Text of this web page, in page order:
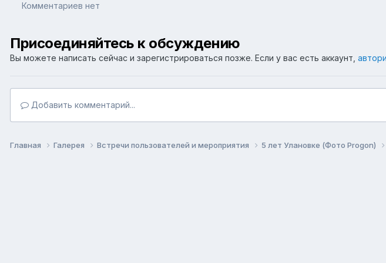
Комментариев нет
Присоединяйтесь к обсуждению
Вы можете написать сейчас и зарегистрироваться позже. Если у вас есть аккаунт,
Добавить комментарий...
Главная Галерея Встречи пользователей и мероприятия 5 лет Улановке (Фото Progon)